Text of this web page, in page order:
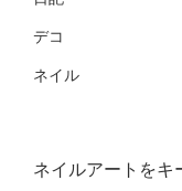
デコ
ネイル
ネイルアートをキ